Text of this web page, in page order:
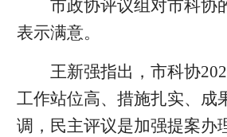
市政协评议组对市科协
表示满意。
王新强指出，市科协
工作站位高、措施扎实、成
调，民主评议是加强提案办